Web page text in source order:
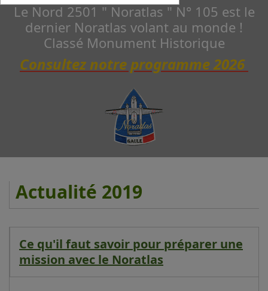
Le Nord 2501 " Noratlas " N° 105 est le
dernier Noratlas volant au monde !
Classé Monument Historique
Consultez notre programme 2026
Actualité 2019
Ce qu'il faut savoir pour préparer une
mission avec le Noratlas